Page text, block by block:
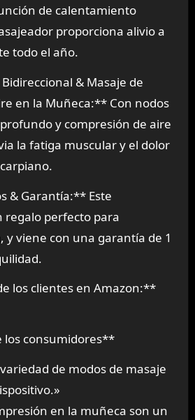
de calentamiento
proporciona alivio a
todo el año.
& Masaje de
en la Muñeca:** Con nodos
y compresión de aire
la fatiga muscular y el dolor
& Garantía:** Este
regalo perfecto para
y viene con una garantía de 1
los clientes en Amazon:**
los consumidores**
de modos de masaje
en la muñeca son un